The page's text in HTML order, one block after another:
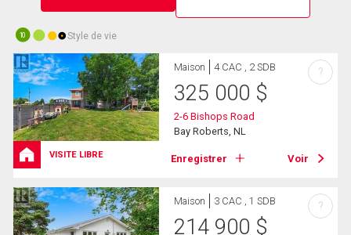
10 Style de vie
VISITE LIBRE
Maison 4 CAC , 2 SDB
325 000 $
2-6 Bishops Road
Bay Roberts, NL
Enregistrer Voir
?
Maison 3 CAC , 1 SDB
214 900 $
?